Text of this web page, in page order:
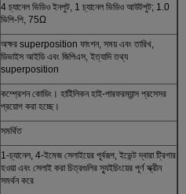
4 চ্যানেল ভিডিও ইনপুট, 1 চ্যানেল ভিডিও আউটপুট; 1.0
ভিপি-পি, 75Ω
অক্ষর superposition ফাংশন, সময় এবং তারিখ,
ডিভাইস আইডি এবং জিপিএস, ইত্যাদি তথ্য
superposition
কম্প্রেশন কোডিং। হাইিলিকন হাই-পারফরম্যান্স প্রসেসর
প্রয়োগ করা হচ্ছে।
সমর্থিত
1-চ্যানেল, 4-ইমেজ সেলাইয়ের পূর্বরূপ, ইভেন্ট দ্বারা ট্রিগার
হওয়া এবং সেলাই করা চিত্রগুলির স্যুইচিংয়ের পূর্ণ স্ক্রীন
সমর্থন করে